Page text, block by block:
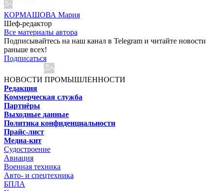
КОРМАШОВА Мария
Шеф-редактор
Все материалы автора
Подписывайтесь на наш канал в Telegram и читайте новости
раньше всех!
Подписаться
НОВОСТИ ПРОМЫШЛЕННОСТИ
Редакция
Коммерческая служба
Партнёры
Выходные данные
Политика конфиденциальности
Прайс-лист
Медиа-кит
Судостроение
Авиация
Военная техника
Авто- и спецтехника
БПЛА